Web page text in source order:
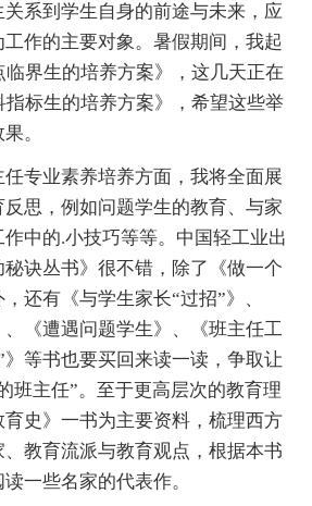
系到学生自身的前途与未来，应
作的主要对象。暑假期间，我起
界生的培养方案》，这几天正在
指标生的培养方案》，希望这些举
。
专业素养培养方面，我将全面展
思，例如问题学生的教育、与家
中的.小技巧等等。中国轻工业出
诀丛书》很不错，除了《做一个
还有《与学生家长“过招”》、
、《遭遇问题学生》、《班主任工
》等书也要买回来读一读，争取让
班主任”。至于更高层次的教育理
史》一书为主要资料，梳理西方
教育流派与教育观点，根据本书
一些名家的代表作。